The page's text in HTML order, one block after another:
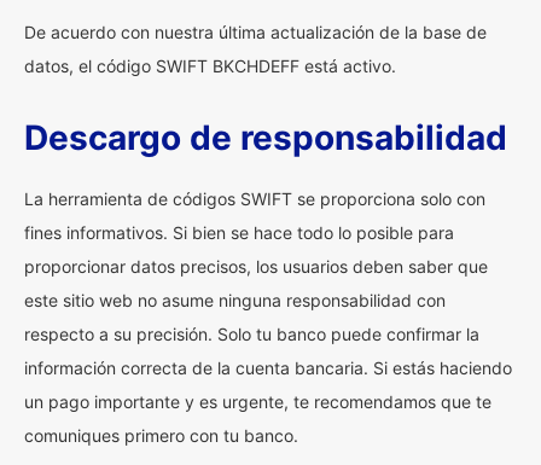
De acuerdo con nuestra última actualización de la base de
datos, el código SWIFT BKCHDEFF está activo.
Descargo de responsabilidad
La herramienta de códigos SWIFT se proporciona solo con
fines informativos. Si bien se hace todo lo posible para
proporcionar datos precisos, los usuarios deben saber que
este sitio web no asume ninguna responsabilidad con
respecto a su precisión. Solo tu banco puede confirmar la
información correcta de la cuenta bancaria. Si estás haciendo
un pago importante y es urgente, te recomendamos que te
comuniques primero con tu banco.